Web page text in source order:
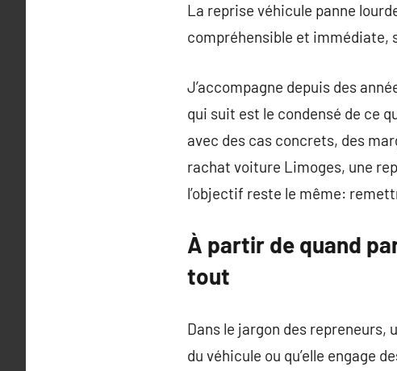
La reprise véhicule panne
compréhensible et immédiate,
J’accompagne depuis des
qui suit est le condensé de ce
avec des cas concrets, des
rachat voiture Limoges, une
l’objectif reste le même:
À partir de quand
tout
Dans le jargon des repreneurs,
du véhicule ou qu’elle engage